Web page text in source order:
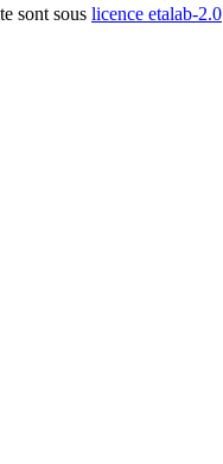
sont sous licence etalab-2.0